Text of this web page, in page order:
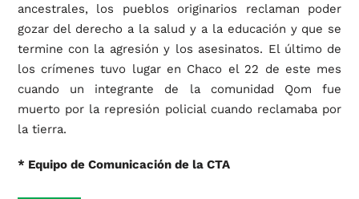
ancestrales, los pueblos originarios reclaman poder
gozar del derecho a la salud y a la educación y que se
termine con la agresión y los asesinatos. El último de
los crímenes tuvo lugar en Chaco el 22 de este mes
cuando un integrante de la comunidad Qom fue
muerto por la represión policial cuando reclamaba por
la tierra.
* Equipo de Comunicación de la CTA